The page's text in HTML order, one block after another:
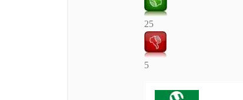
25
5